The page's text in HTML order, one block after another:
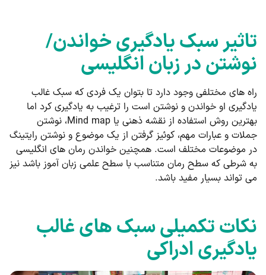
تاثیر سبک یادگیری خواندن/
نوشتن در زبان انگلیسی
راه های مختلفی وجود دارد تا بتوان یک فردی که سبک غالب
یادگیری او خواندن و نوشتن است را ترغیب به یادگیری کرد اما
بهترین روش استفاده از نقشه ذهنی یا Mind map، نوشتن
جملات و عبارات مهم، کوئیز گرفتن از یک موضوع و نوشتن رایتینگ
در موضوعات مختلف است. همچنین خواندن رمان های انگلیسی
به شرطی که سطح رمان متناسب با سطح علمی زبان آموز باشد نیز
می تواند بسیار مفید باشد.
نکات تکمیلی سبک های غالب
یادگیری ادراکی